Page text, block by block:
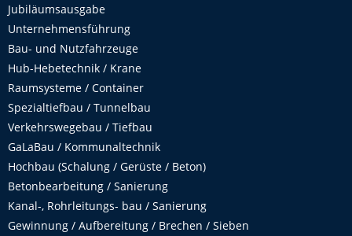
Jubiläumsausgabe
Unternehmensführung
Bau- und Nutzfahrzeuge
Hub-Hebetechnik / Krane
Raumsysteme / Container
Spezialtiefbau / Tunnelbau
Verkehrswegebau / Tiefbau
GaLaBau / Kommunaltechnik
Hochbau (Schalung / Gerüste / Beton)
Betonbearbeitung / Sanierung
Kanal-, Rohrleitungs- bau / Sanierung
Gewinnung / Aufbereitung / Brechen / Sieben